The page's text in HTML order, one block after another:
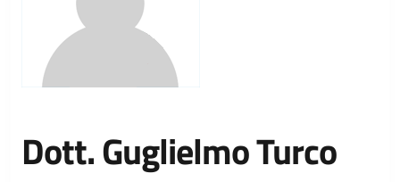
Dott. Guglielmo Turco